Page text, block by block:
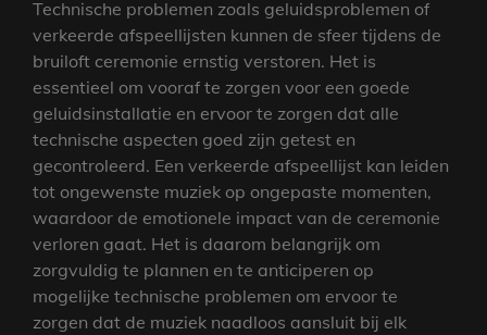
Technische problemen zoals geluidsproblemen of
verkeerde afspeellijsten kunnen de sfeer tijdens de
bruiloft ceremonie ernstig verstoren. Het is
essentieel om vooraf te zorgen voor een goede
geluidsinstallatie en ervoor te zorgen dat alle
technische aspecten goed zijn getest en
gecontroleerd. Een verkeerde afspeellijst kan leiden
tot ongewenste muziek op ongepaste momenten,
waardoor de emotionele impact van de ceremonie
verloren gaat. Het is daarom belangrijk om
zorgvuldig te plannen en te anticiperen op
mogelijke technische problemen om ervoor te
zorgen dat de muziek naadloos aansluit bij elk